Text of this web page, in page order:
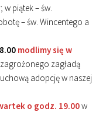
w piątek – św.
– św. Wincentego a
modlimy się w
zagrożonego zagładą
adopcję w naszej
o godz. 19.00w